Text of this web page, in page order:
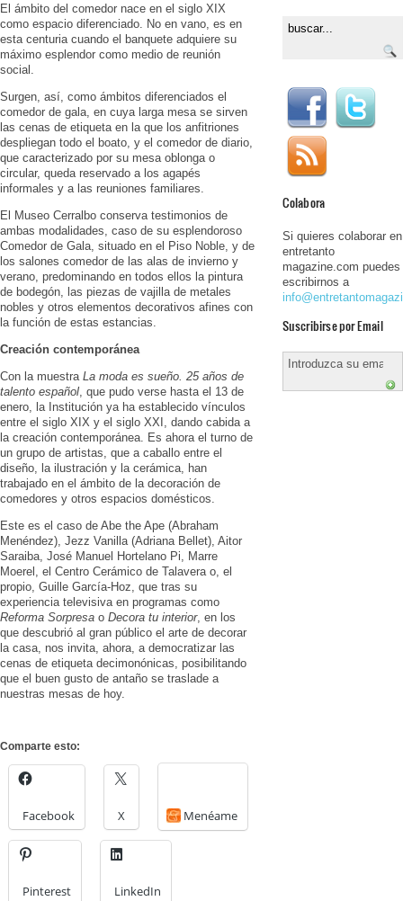
El ámbito del comedor nace en el siglo XIX
como espacio diferenciado. No en vano, es en
esta centuria cuando el banquete adquiere su
máximo esplendor como medio de reunión
social.
Surgen, así, como ámbitos diferenciados el
comedor de gala, en cuya larga mesa se sirven
las cenas de etiqueta en la que los anfitriones
despliegan todo el boato, y el comedor de diario,
que caracterizado por su mesa oblonga o
circular, queda reservado a los agapés
informales y a las reuniones familiares.
El Museo Cerralbo conserva testimonios de
ambas modalidades, caso de su esplendoroso
Comedor de Gala, situado en el Piso Noble, y de
los salones comedor de las alas de invierno y
verano, predominando en todos ellos la pintura
de bodegón, las piezas de vajilla de metales
nobles y otros elementos decorativos afines con
la función de estas estancias.
Creación contemporánea
Con la muestra La moda es sueño. 25 años de
talento español, que pudo verse hasta el 13 de
enero, la Institución ya ha establecido vínculos
entre el siglo XIX y el siglo XXI, dando cabida a
la creación contemporánea. Es ahora el turno de
un grupo de artistas, que a caballo entre el
diseño, la ilustración y la cerámica, han
trabajado en el ámbito de la decoración de
comedores y otros espacios domésticos.
Este es el caso de Abe the Ape (Abraham
Menéndez), Jezz Vanilla (Adriana Bellet), Aitor
Saraiba, José Manuel Hortelano Pi, Marre
Moerel, el Centro Cerámico de Talavera o, el
propio, Guille García-Hoz, que tras su
experiencia televisiva en programas como
Reforma Sorpresa o Decora tu interior, en los
que descubrió al gran público el arte de decorar
la casa, nos invita, ahora, a democratizar las
cenas de etiqueta decimonónicas, posibilitando
que el buen gusto de antaño se traslade a
nuestras mesas de hoy.
Comparte esto:
Facebook X Menéame
Pinterest LinkedIn
Colabora
Si quieres colaborar en
entretanto
magazine.com puedes
escribirnos a
Suscribirse por Email